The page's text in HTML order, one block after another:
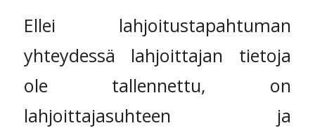
Ellei lahjoitustapahtuman
yhteydessä lahjoittajan tietoja
ole tallennettu, on
lahjoittajasuhteen ja